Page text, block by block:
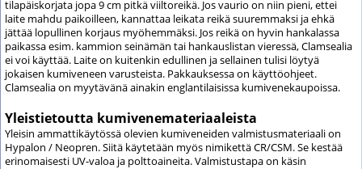
tilapäiskorjata jopa 9 cm pitkä viiltoreikä. Jos vaurio on niin pieni, ettei
laite mahdu paikoilleen, kannattaa leikata reikä suuremmaksi ja ehkä
jättää lopullinen korjaus myöhemmäksi. Jos reikä on hyvin hankalassa
paikassa esim. kammion seinämän tai hankauslistan vieressä, Clamsealia
ei voi käyttää. Laite on kuitenkin edullinen ja sellainen tulisi löytyä
jokaisen kumiveneen varusteista. Pakkauksessa on käyttöohjeet.
Clamsealia on myytävänä ainakin englantilaisissa kumivenekaupoissa.
Yleistietoutta kumivenemateriaaleista
Yleisin ammattikäytössä olevien kumiveneiden valmistusmateriaali on
Hypalon / Neopren. Siitä käytetään myös nimikettä CR/CSM. Se kestää
erinomaisesti UV-valoa ja polttoaineita. Valmistustapa on käsin